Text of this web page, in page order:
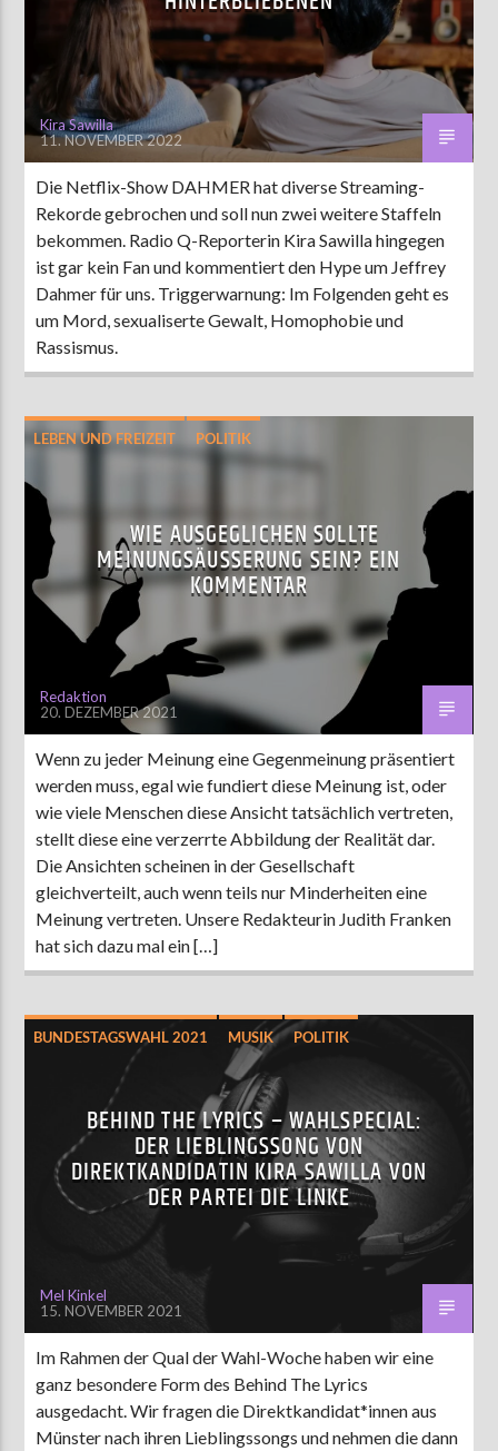
Kira Sawilla
11. NOVEMBER 2022
Die Netflix-Show DAHMER hat diverse Streaming-
Rekorde gebrochen und soll nun zwei weitere Staffeln
bekommen. Radio Q-Reporterin Kira Sawilla hingegen
ist gar kein Fan und kommentiert den Hype um Jeffrey
Dahmer für uns. Triggerwarnung: Im Folgenden geht es
um Mord, sexualiserte Gewalt, Homophobie und
Rassismus.
LEBEN UND FREIZEIT POLITIK
WIE AUSGEGLICHEN SOLLTE
MEINUNGSÄUSSERUNG SEIN? EIN K
OMMENTAR
Redaktion
20. DEZEMBER 2021
Wenn zu jeder Meinung eine Gegenmeinung präsentiert
werden muss, egal wie fundiert diese Meinung ist, oder
wie viele Menschen diese Ansicht tatsächlich vertreten,
stellt diese eine verzerrte Abbildung der Realität dar.
Die Ansichten scheinen in der Gesellschaft
gleichverteilt, auch wenn teils nur Minderheiten eine
Meinung vertreten. Unsere Redakteurin Judith Franken
hat sich dazu mal ein […]
BUNDESTAGSWAHL 2021 MUSIK POLITIK
BEHIND THE LYRICS – WAHLSPECIAL:
DER LIEBLINGSSONG VON
DIREKTKANDIDATIN KIRA SAWILLA VON
DER PARTEI DIE LINKE
Mel Kinkel
15. NOVEMBER 2021
Im Rahmen der Qual der Wahl-Woche haben wir eine
ganz besondere Form des Behind The Lyrics
ausgedacht. Wir fragen die Direktkandidat*innen aus
Münster nach ihren Lieblingssongs und nehmen die dann